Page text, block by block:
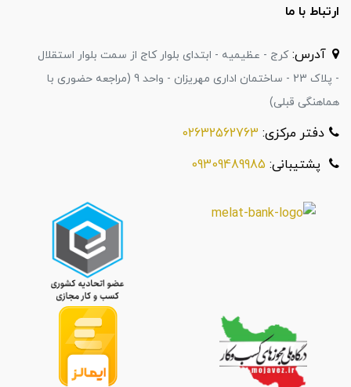
ارتباط با ما
آدرس:کرج - عظیمیه - ابتدای بلوار کاج از سمت بلوار استقلال
- پلاک 23 - ساختمان اداری مهریزان - واحد 9 (مراجعه حضوری با
هماهنگی قبلی)
دفتر مرکزی: 02632562763
پشتیبانی: 09309489985